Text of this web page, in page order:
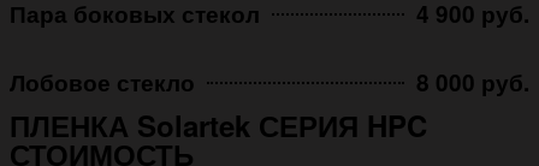
Пара боковых стекол 4 900 руб.
Лобовое стекло 8 000 руб.
ПЛЕНКА Solartek СЕРИЯ HPC
СТОИМОСТЬ